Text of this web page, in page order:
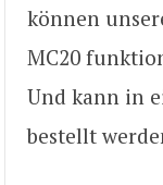
können
MC20
Und kann in
bestellt